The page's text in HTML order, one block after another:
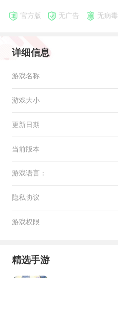
官方版 无广告 无病毒
详细信息
游戏名称
游戏大小
更新日期
当前版本
游戏语言：
隐私协议
游戏权限
精选手游